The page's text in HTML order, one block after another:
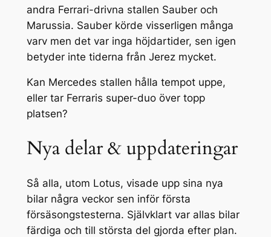
andra Ferrari-drivna stallen Sauber och
Marussia. Sauber körde visserligen många
varv men det var inga höjdartider, sen igen
betyder inte tiderna från Jerez mycket.
Kan Mercedes stallen hålla tempot uppe,
eller tar Ferraris super-duo över topp
platsen?
Nya delar & uppdateringar
Så alla, utom Lotus, visade upp sina nya
bilar några veckor sen inför första
försäsongstesterna. Självklart var allas bilar
färdiga och till största del gjorda efter plan.